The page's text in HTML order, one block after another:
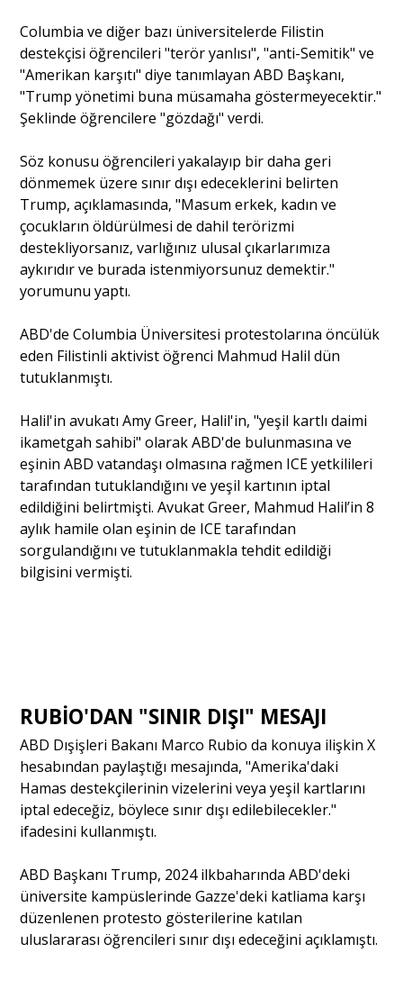
Eğitim
Ankara Analiz
Sağlık
Columbia ve diğer bazı üniversitelerde Filistin
destekçisi öğrencileri "terör yanlısı", "anti-Semitik" ve
"Amerikan karşıtı" diye tanımlayan ABD Başkanı,
"Trump yönetimi buna müsamaha göstermeyecektir."
Şeklinde öğrencilere "gözdağı" verdi.
Söz konusu öğrencileri yakalayıp bir daha geri
dönmemek üzere sınır dışı edeceklerini belirten
Trump, açıklamasında, "Masum erkek, kadın ve
çocukların öldürülmesi de dahil terörizmi
destekliyorsanız, varlığınız ulusal çıkarlarımıza
aykırıdır ve burada istenmiyorsunuz demektir."
yorumunu yaptı.
ABD'de Columbia Üniversitesi protestolarına öncülük
eden Filistinli aktivist öğrenci Mahmud Halil dün
tutuklanmıştı.
Halil'in avukatı Amy Greer, Halil'in, "yeşil kartlı daimi
ikametgah sahibi" olarak ABD'de bulunmasına ve
eşinin ABD vatandaşı olmasına rağmen ICE yetkilileri
tarafından tutuklandığını ve yeşil kartının iptal
edildiğini belirtmişti. Avukat Greer, Mahmud Halil’in 8
aylık hamile olan eşinin de ICE tarafından
sorgulandığını ve tutuklanmakla tehdit edildiği
bilgisini vermişti.
RUBİO'DAN "SINIR DIŞI" MESAJI
ABD Dışişleri Bakanı Marco Rubio da konuya ilişkin X
hesabından paylaştığı mesajında, "Amerika'daki
Hamas destekçilerinin vizelerini veya yeşil kartlarını
iptal edeceğiz, böylece sınır dışı edilebilecekler."
ifadesini kullanmıştı.
ABD Başkanı Trump, 2024 ilkbaharında ABD'deki
üniversite kampüslerinde Gazze'deki katliama karşı
düzenlenen protesto gösterilerine katılan
uluslararası öğrencileri sınır dışı edeceğini açıklamıştı.